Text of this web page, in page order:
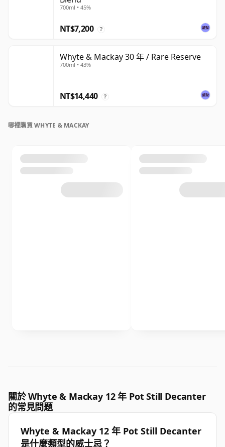
700ml • 45%
NT$7,200 ?
Whyte & Mackay 30 年 / Rare Reserve
700ml • 43%
NT$14,440 ?
哪裡購買 WHYTE & MACKAY
關於 Whyte & Mackay 12 年 Pot Still Decanter
的常見問題
Whyte & Mackay 12 年 Pot Still Decanter
是什麼類型的威士忌？